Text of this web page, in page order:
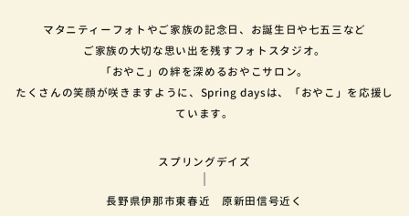
マタニティーフォトやご家族の記念日、お誕生日や七五三など
ご家族の大切な思い出を残すフォトスタジオ。
「おやこ」の絆を深めるおやこサロン。
たくさんの笑顔が咲きますように、Spring daysは、「おやこ」を応援し
ています。
スプリングデイズ
長野県伊那市東春近 原新田信号近く